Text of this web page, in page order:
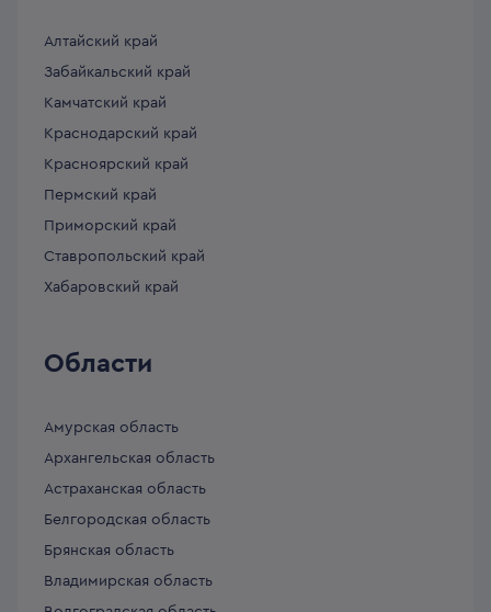
Алтайский край
Забайкальский край
Камчатский край
Краснодарский край
Красноярский край
Пермский край
Приморский край
Ставропольский край
Хабаровский край
Области
Амурская область
Архангельская область
Астраханская область
Белгородская область
Брянская область
Владимирская область